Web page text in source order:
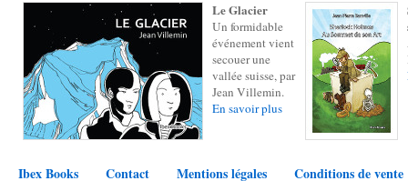
Le Glacier
Un formidable
événement vient
secouer une
vallée suisse, par
Jean Villemin.
En savoir plus
Ibex Books Contact Mentions légales Conditions de vente